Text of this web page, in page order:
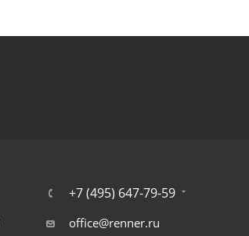
+7 (495) 647-79-59
office@renner.ru